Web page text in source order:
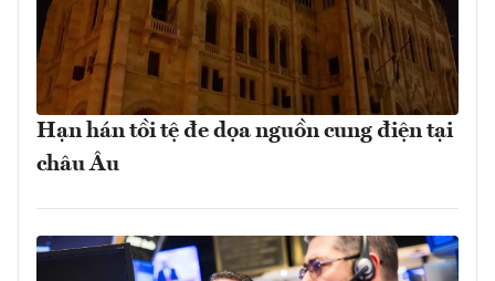
Hạn hán tồi tệ đe dọa nguồn cung điện tại
châu Âu